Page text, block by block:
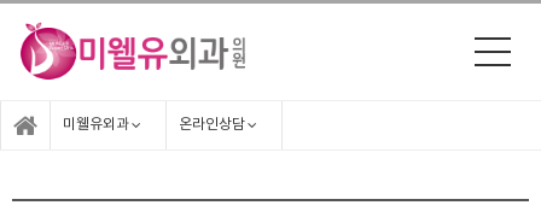
미웰유외과 온라인상담